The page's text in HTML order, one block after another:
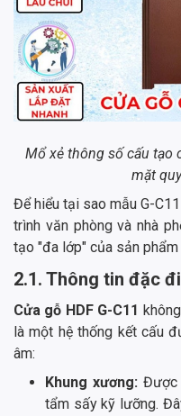
Mổ xẻ thông số cấu tạo
mặt
Để hiểu tại sao mẫu G-
trình văn phòng và nhà
tạo "đa lớp" của sản phẩm
2.1. Thông tin đặc
Cửa gỗ HDF G-C11
là một hệ thống kết cấu
âm:
Khung xương: Được
tẩm sấy kỹ lưỡng.